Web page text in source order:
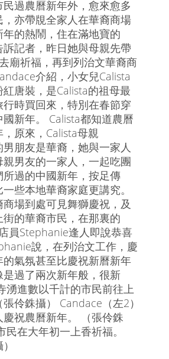
民過農曆新年外，愈來愈多
亦帶覑全家人在華裔商場
的熱鬧，住在滿地寶的
訴記者，昨日她與母親先帶
廟祈福，再到列治文華裔商
介紹，小女兒Calista
唐裝，是Calista的祖母最
時買回來，特別在春節穿
新年。 Calista都知道農曆
原來，Calista母親
朋友是華裔，她與一家人
男友的一家人，一起吃團
過的中國新年，按足傳
些本地華裔家庭更講究。
場到處可見舞獅慶祝，及
街的華裔市民，在那裏的
員Stephanie逢人即說恭喜
說，在列治文工作，慶
氣氛甚至比慶祝新曆新年
過了兩次新年般，很新
湧進數以千計的市民前往上
伶銖攝） Candace（左2）
慶祝農曆新年。 （張伶銖
民在大年初一上香祈福。